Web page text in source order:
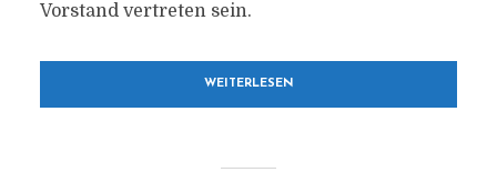
Vorstand vertreten sein.
WEITERLESEN